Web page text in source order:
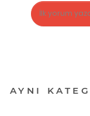
İlk yorum
AYNI